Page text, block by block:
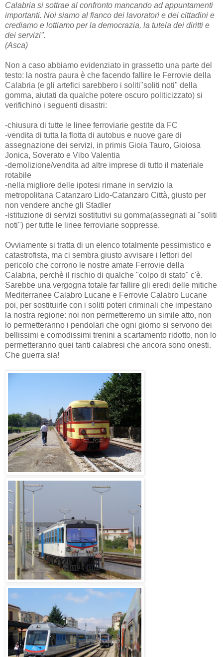
Calabria si sottrae al confronto mancando ad appuntamenti
importanti. Noi siamo al fianco dei lavoratori e dei cittadini e
crediamo e lottiamo per la democrazia, la tutela dei diritti e
dei servizi''.
(Asca)
Non a caso abbiamo evidenziato in grassetto una parte del
testo: la nostra paura è che facendo fallire le Ferrovie della
Calabria (e gli artefici sarebbero i soliti"soliti noti" della
gomma, aiutati da qualche potere oscuro politicizzato) si
verifichino i seguenti disastri:
-chiusura di tutte le linee ferroviarie gestite da FC
-vendita di tutta la flotta di autobus e nuove gare di
assegnazione dei servizi, in primis Gioia Tauro, Gioiosa
Jonica, Soverato e Vibo Valentia
-demolizione/vendita ad altre imprese di tutto il materiale
rotabile
-nella migliore delle ipotesi rimane in servizio la
metropolitana Catanzaro Lido-Catanzaro Città, giusto per
non vendere anche gli Stadler
-istituzione di servizi sostitutivi su gomma(assegnati ai "soliti
noti") per tutte le linee ferroviarie soppresse.
Ovviamente si tratta di un elenco totalmente pessimistico e
catastrofista, ma ci sembra giusto avvisare i lettori del
pericolo che corrono le nostre amate Ferrovie della
Calabria, perchè il rischio di qualche "colpo di stato" c'è.
Sarebbe una vergogna totale far fallire gli eredi delle mitiche
Mediterranee Calabro Lucane e Ferrovie Calabro Lucane
poi, per sostituirle con i soliti poteri criminali che impestano
la nostra regione: noi non permetteremo un simile atto, non
lo permetteranno i pendolari che ogni giorno si servono dei
bellissimi e comodissimi trenini a scartamento ridotto, non lo
permetteranno quei tanti calabresi che ancora sono onesti.
Che guerra sia!